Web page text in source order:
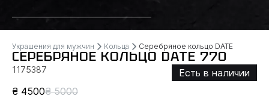
Украшения для мужчин Кольца Серебряное кольцо DATE
СЕРЕБРЯНОЕ КОЛЬЦО DATE 770
1175387
Есть в наличии
₴ 4500₴ 5000